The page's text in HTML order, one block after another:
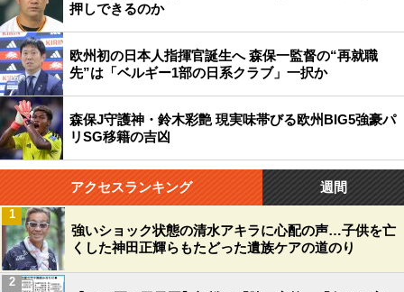
押しできるのか
欧州初の日本人指揮官誕生へ 森保一監督の“再就職
先”は「ベルギー1部の日系クラブ」一択か
森保J守護神・鈴木彩艶 現実味帯びる欧州BIG5強豪パ
リSG移籍の吉凶
アクセスランキング 週間
強いショック状態の清水アキラに心配の声…子供を亡
くした神田正輝らもたどった遺族ケアの道のり
1
2